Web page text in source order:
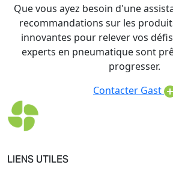
Que vous ayez besoin d'une
recommandations sur les
innovantes pour relever vos
experts en pneumatique sont
progresser.
Contacter Gast
LIENS UTILES